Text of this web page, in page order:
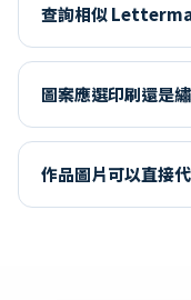
查詢相似
圖案應選印刷還是
作品圖片可以直接